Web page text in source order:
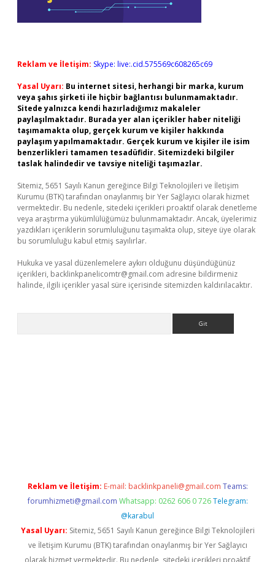
Reklam ve İletişim: Skype: live:.cid.575569c608265c69
Yasal Uyarı: Bu internet sitesi, herhangi bir marka, kurum
veya şahıs şirketi ile hiçbir bağlantısı bulunmamaktadır.
Sitede yalnızca kendi hazırladığımız makaleler
paylaşılmaktadır. Burada yer alan içerikler haber niteliği
taşımamakta olup, gerçek kurum ve kişiler hakkında
paylaşım yapılmamaktadır. Gerçek kurum ve kişiler ile isim
benzerlikleri tamamen tesadüfidir. Sitemizdeki bilgiler
taslak halindedir ve tavsiye niteliği taşımazlar.
Sitemiz, 5651 Sayılı Kanun gereğince Bilgi Teknolojileri ve İletişim
Kurumu (BTK) tarafından onaylanmış bir Yer Sağlayıcı olarak hizmet
vermektedir. Bu nedenle, sitedeki içerikleri proaktif olarak denetleme
veya araştırma yükümlülüğümüz bulunmamaktadır. Ancak, üyelerimiz
yazdıkları içeriklerin sorumluluğunu taşımakta olup, siteye üye olarak
bu sorumluluğu kabul etmiş sayılırlar.
Hukuka ve yasal düzenlemelere aykırı olduğunu düşündüğünüz
içerikleri, backlinkpanelicomtr@gmail.com adresine bildirmeniz
halinde, ilgili içerikler yasal süre içerisinde sitemizden kaldırılacaktır.
Reklam ve İletişim: E-mail: backlinkpaneli@gmail.com Teams:
forumhizmeti@gmail.com Whatsapp: 0262 606 0 726 Telegram:
@karabul
Yasal Uyarı: Sitemiz, 5651 Sayılı Kanun gereğince Bilgi Teknolojileri
ve İletişim Kurumu (BTK) tarafından onaylanmış bir Yer Sağlayıcı
olarak hizmet vermektedir. Bu nedenle, sitedeki içerikleri proaktif